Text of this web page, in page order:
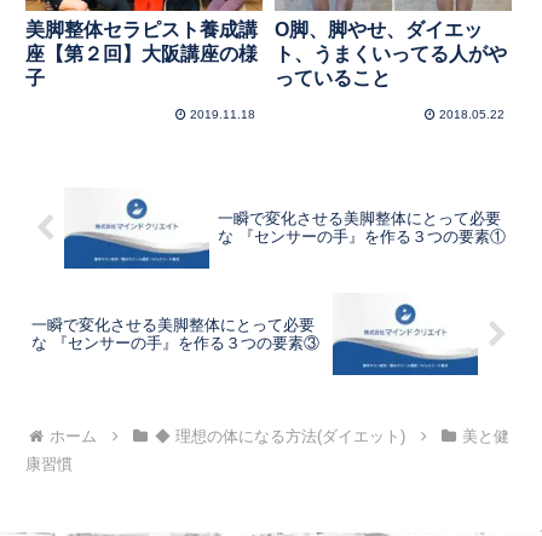
美脚整体セラピスト養成講
座【第２回】大阪講座の様
子
2019.11.18
O脚、脚やせ、ダイエッ
ト、うまくいってる人がや
っていること
2018.05.22
一瞬で変化させる美脚整体にとって必要
な 『センサーの手』を作る３つの要素①
一瞬で変化させる美脚整体にとって必要
な 『センサーの手』を作る３つの要素③
ホーム ◆ 理想の体になる方法(ダイエット)
美と健
康習慣